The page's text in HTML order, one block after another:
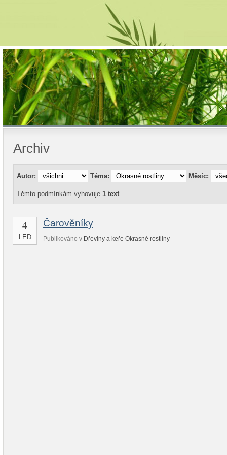
Archiv
Autor: Téma: Měsíc:
Těmto podmínkám vyhovuje 1 text
4
LED
Čarověníky
Publikováno v Dřeviny a keře Okrasné rostliny